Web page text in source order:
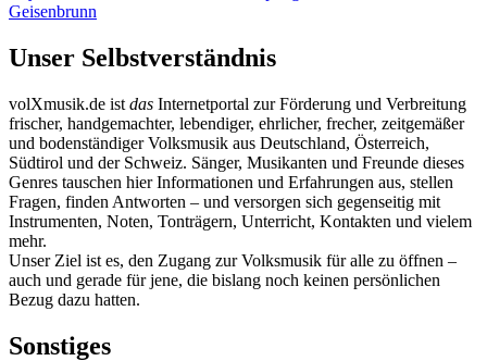
Geisenbrunn
Unser Selbstverständnis
volXmusik.de ist das Internetportal zur Förderung und Verbreitung
frischer, handgemachter, lebendiger, ehrlicher, frecher, zeitgemäßer
und bodenständiger Volksmusik aus Deutschland, Österreich,
Südtirol und der Schweiz. Sänger, Musikanten und Freunde dieses
Genres tauschen hier Informationen und Erfahrungen aus, stellen
Fragen, finden Antworten – und versorgen sich gegenseitig mit
Instrumenten, Noten, Tonträgern, Unterricht, Kontakten und vielem
mehr.
Unser Ziel ist es, den Zugang zur Volksmusik für alle zu öffnen –
auch und gerade für jene, die bislang noch keinen persönlichen
Bezug dazu hatten.
Sonstiges